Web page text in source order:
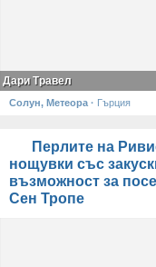
Дари Травел
Солун, Метеора · Гърция
Перлите на
нощувки със
възможност за
Сен Тропе